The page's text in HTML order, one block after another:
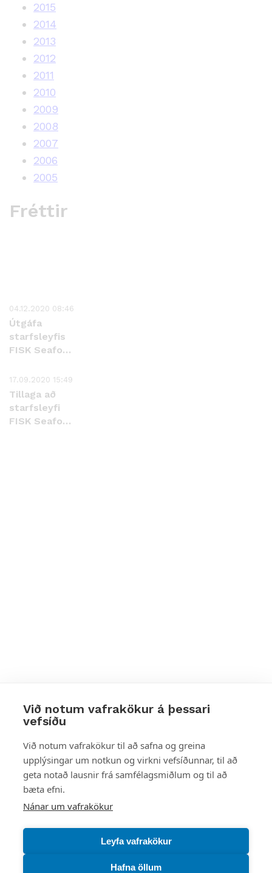
Við notum vafrakökur á þessari
vefsíðu
Við notum vafrakökur til að safna og greina
upplýsingar um notkun og virkni vefsíðunnar, til að
geta notað lausnir frá samfélagsmiðlum og til að
bæta efni.
Nánar um vafrakökur
Leyfa vafrakökur
Hafna öllum
2015
2014
2013
2012
2011
2010
2009
2008
2007
2006
2005
Fréttir
04.12.2020 08:46
Útgáfa
starfsleyfis
FISK Seafood
Hjaltadal
17.09.2020 15:49
Tillaga að
starfsleyfi
FISK Seafood
Styttu þér leið
Mest skoðað
Starfsstöðvar